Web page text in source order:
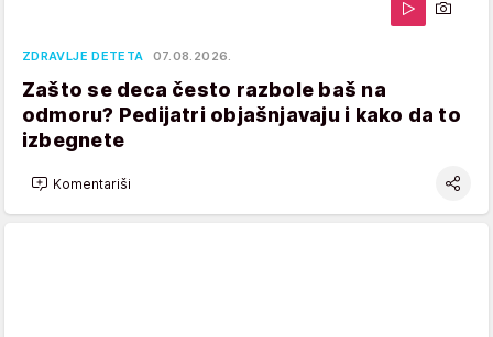
ZDRAVLJE DETETA 07.08.2026.
Zašto se deca često razbole baš na
odmoru? Pedijatri objašnjavaju i kako da to
izbegnete
Komentariši